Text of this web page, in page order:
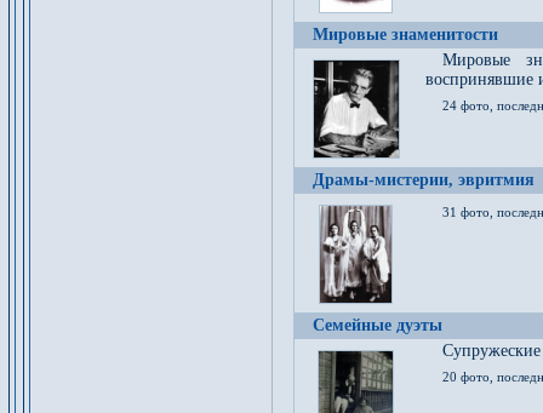
Мировые знаменитости
Мировые
воспринявшие
24 фото,
Драмы-мистерии, эвритмия
31 фото,
Семейные дуэты
20 фото,